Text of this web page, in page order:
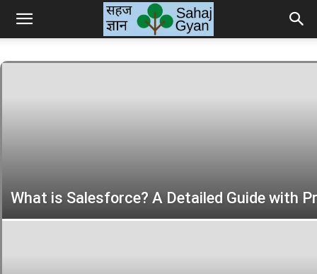
Sahaj
सहज
What is Salesforce? A Detailed Guide with